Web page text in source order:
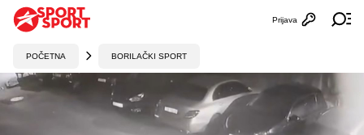
Otvori
Prijava
POČETNA BORILAČKI SPORT